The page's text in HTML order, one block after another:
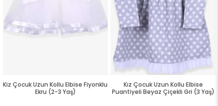
Kiz Çocuk Uzun Kollu Elbise Fiyonklu
Ekru (2-3 Yaş)
Kız Çocuk Uzun Kollu Elbise
Puantiyeli Beyaz Çiçekli Gri (3 Yaş)